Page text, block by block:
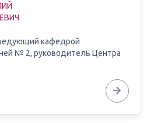
кафедрой
№ 2, руководитель Центра